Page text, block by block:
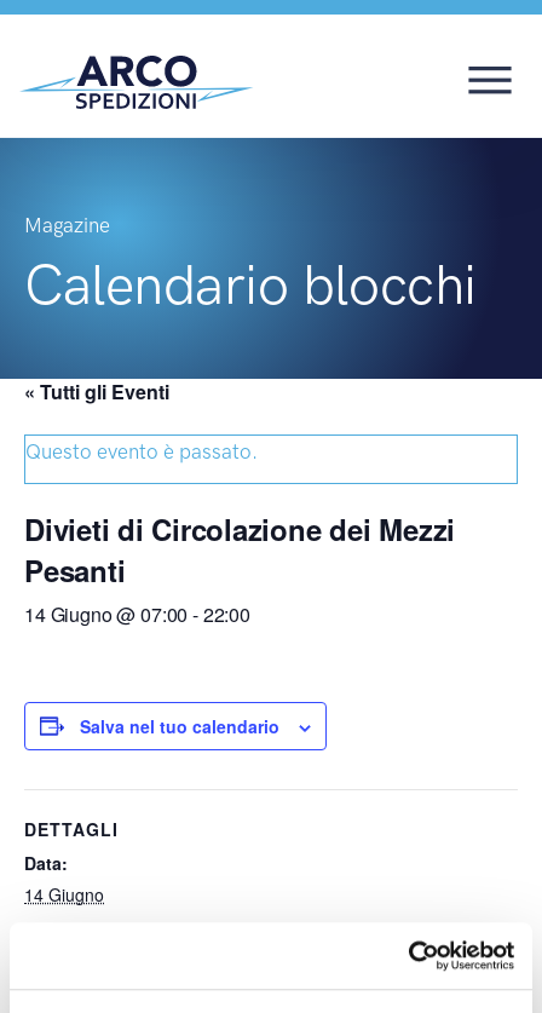
Magazine
Calendario blocchi
« Tutti gli Eventi
Questo evento è passato.
Divieti di Circolazione dei Mezzi
Pesanti
14 Giugno @ 07:00 -22:00
Salva nel tuo calendario
DETTAGLI
Data:
14 Giugno